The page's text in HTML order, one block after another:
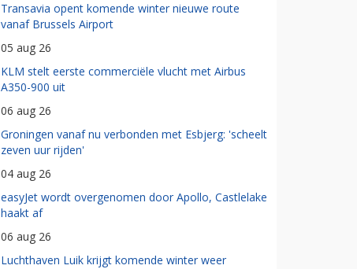
Transavia opent komende winter nieuwe route
vanaf Brussels Airport
05 aug 26
KLM stelt eerste commerciële vlucht met Airbus
A350-900 uit
06 aug 26
Groningen vanaf nu verbonden met Esbjerg: 'scheelt
zeven uur rijden'
04 aug 26
easyJet wordt overgenomen door Apollo, Castlelake
haakt af
06 aug 26
Luchthaven Luik krijgt komende winter weer